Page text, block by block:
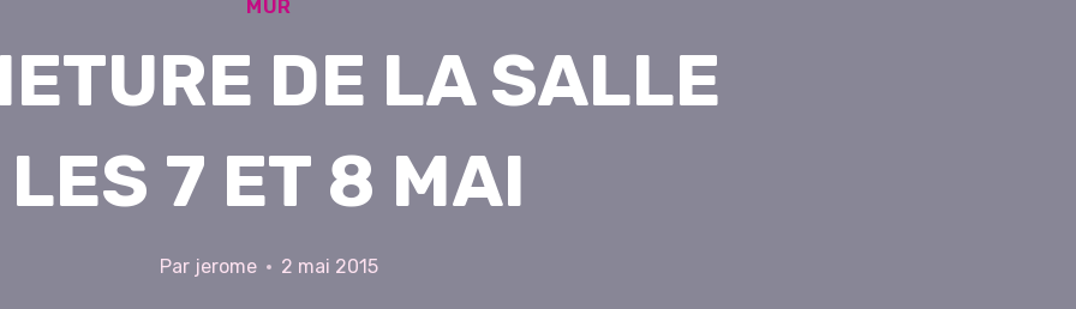
MUR
DE LA SALLE
LES 7 ET 8 MAI
Par jerome 2 mai 2015